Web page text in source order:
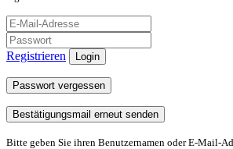
Registrieren Login
Passwort vergessen
Bestätigungsmail erneut senden
Bitte geben Sie ihren Benutzernamen oder E-Mail-